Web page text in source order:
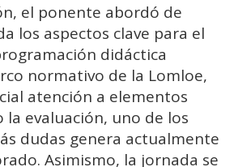
el ponente abordó de
los aspectos clave para el
didáctica
normativo de la Lomloe,
atención a elementos
la evaluación, uno de los
dudas genera actualmente
Asimismo, la jornada se